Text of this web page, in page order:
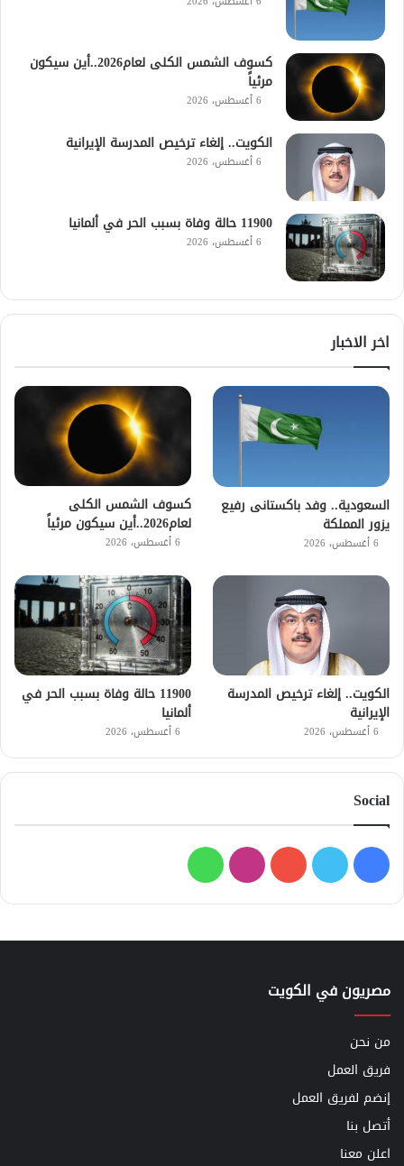
كسوف الشمس الكلى لعام2026..أين سيكون
مرئياً
6 أغسطس، 2026
الكويت.. إلغاء ترخيص المدرسة الإيرانية
6 أغسطس، 2026
11900 حالة وفاة بسبب الحر في ألمانيا
6 أغسطس، 2026
اخر الاخبار
السعودية.. وفد باكستانى رفيع
يزور المملكة
6 أغسطس، 2026
كسوف الشمس الكلى
لعام2026..أين سيكون مرئياً
6 أغسطس، 2026
الكويت.. إلغاء ترخيص المدرسة
الإيرانية
6 أغسطس، 2026
11900 حالة وفاة بسبب الحر في
ألمانيا
6 أغسطس، 2026
Social
فيسبوك
تويتر يوتيوبانستقرامواتساب
مصريون في الكويت
من نحن
فريق العمل
إنضم لفريق العمل
أتصل بنا
اعلن معنا